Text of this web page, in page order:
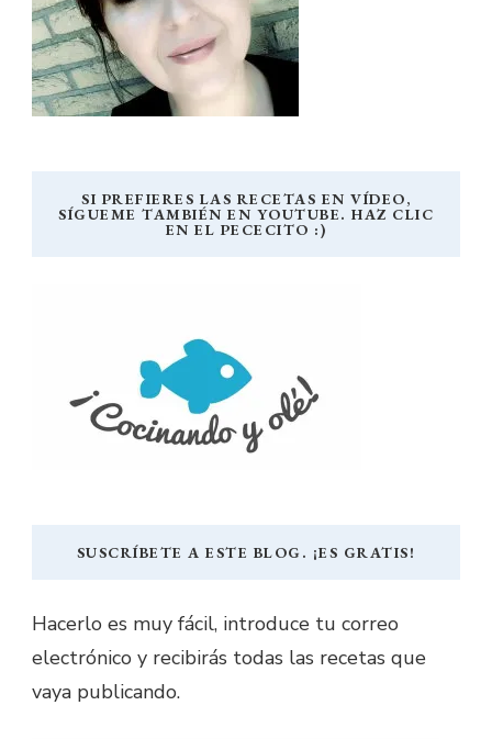
SI PREFIERES LAS RECETAS EN VÍDEO,
SÍGUEME TAMBIÉN EN YOUTUBE. HAZ CLIC
EN EL PECECITO :)
SUSCRÍBETE A ESTE BLOG. ¡ES GRATIS!
Hacerlo es muy fácil, introduce tu correo
electrónico y recibirás todas las recetas que
vaya publicando.